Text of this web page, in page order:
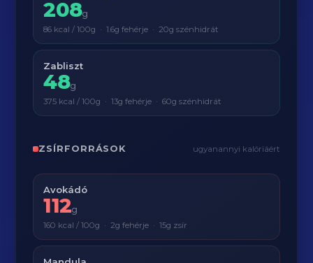
208g
86 kcal / 100g · 1.6g fehérje · 20g szénhidrát
Zabliszt
48g
375 kcal / 100g · 13g fehérje · 60g szénhidrát
ZSÍRFORRÁSOK ugyanannyi kalóriáért
Avokádó
112g
160 kcal / 100g · 2g fehérje · 15g zsír